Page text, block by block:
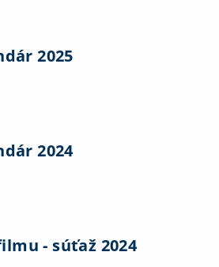
2025
2024
- súťaž 2024